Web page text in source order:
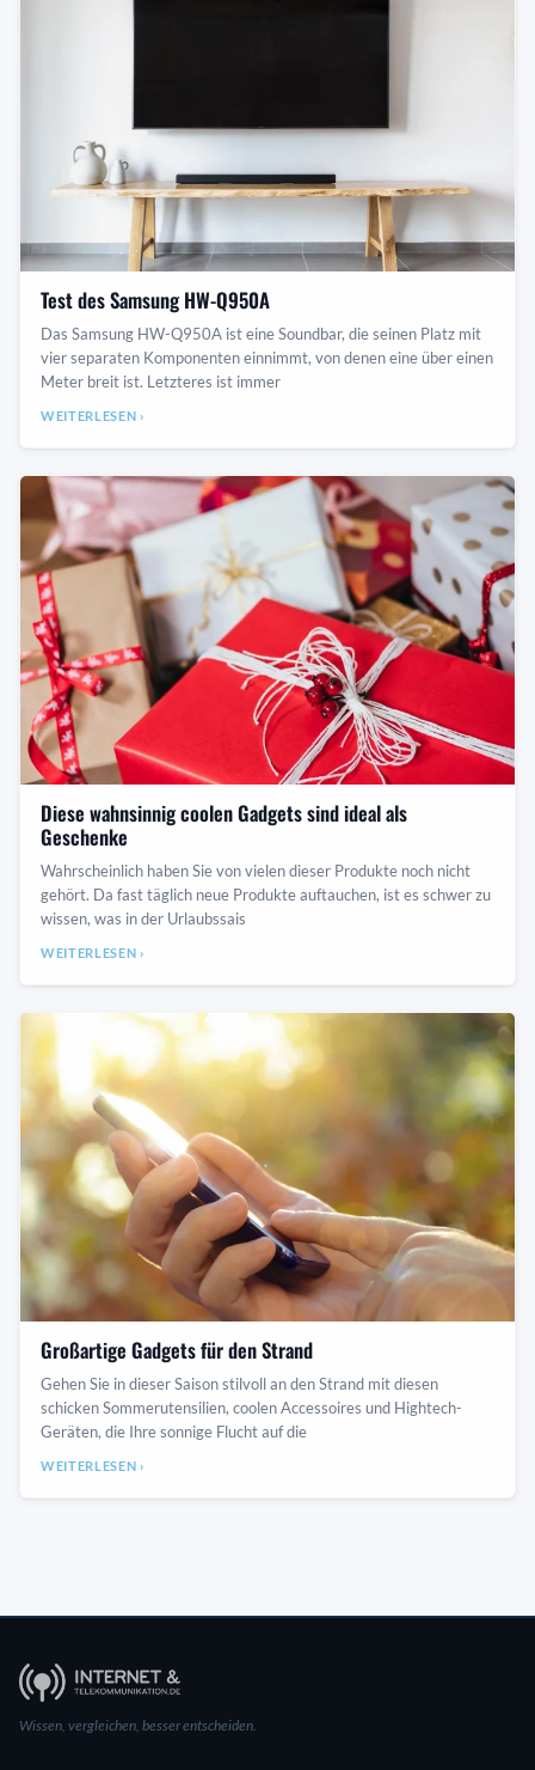
Test des Samsung HW-Q950A
Das Samsung HW-Q950A ist eine Soundbar, die seinen Platz mit
vier separaten Komponenten einnimmt, von denen eine über einen
Meter breit ist. Letzteres ist immer
WEITERLESEN ›
Diese wahnsinnig coolen Gadgets sind ideal als
Geschenke
Wahrscheinlich haben Sie von vielen dieser Produkte noch nicht
gehört. Da fast täglich neue Produkte auftauchen, ist es schwer zu
wissen, was in der Urlaubssais
WEITERLESEN ›
Großartige Gadgets für den Strand
Gehen Sie in dieser Saison stilvoll an den Strand mit diesen
schicken Sommerutensilien, coolen Accessoires und Hightech-
Geräten, die Ihre sonnige Flucht auf die
WEITERLESEN ›
Wissen, vergleichen, besser entscheiden.